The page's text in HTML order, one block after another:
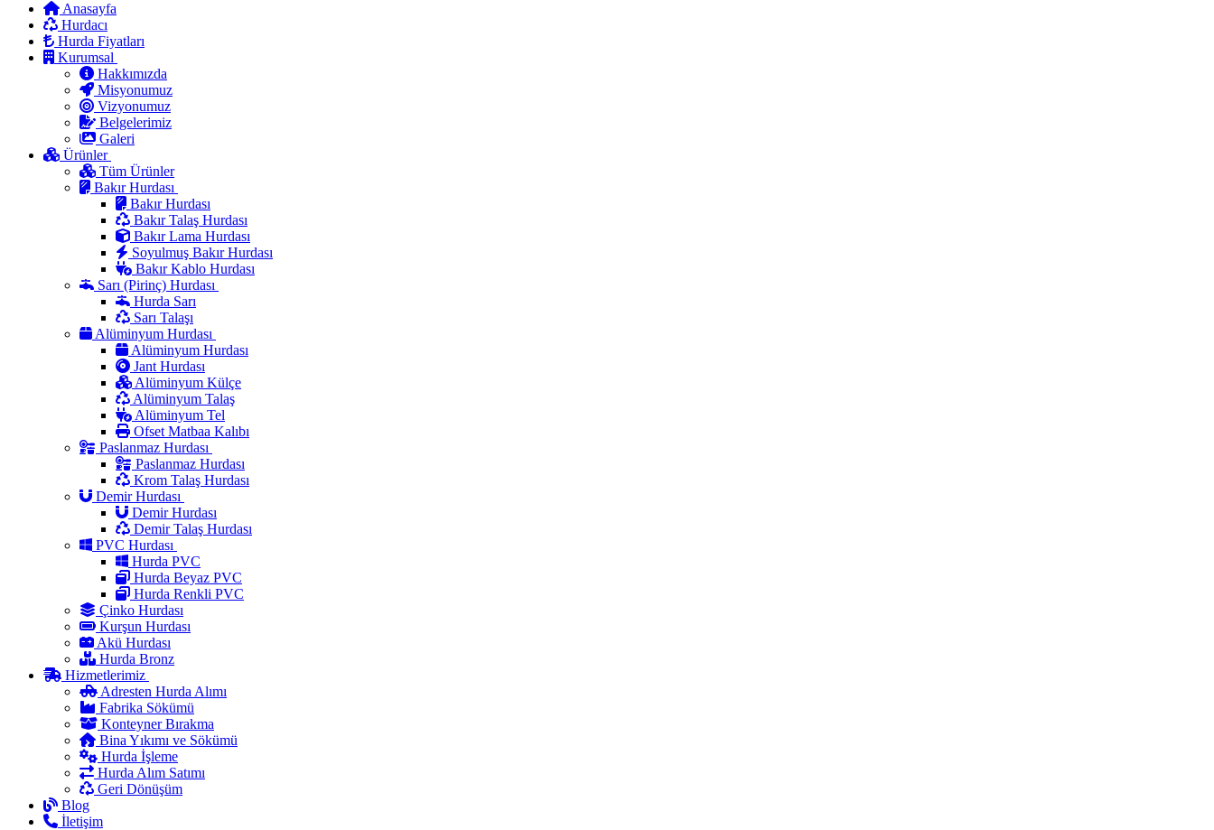
Anasayfa
Hurdacı
Hurda Fiyatları
Kurumsal
Hakkımızda
Misyonumuz
Vizyonumuz
Belgelerimiz
Galeri
Ürünler
Tüm Ürünler
Bakır Hurdası
Bakır Hurdası
Bakır Talaş Hurdası
Bakır Lama Hurdası
Soyulmuş Bakır Hurdası
Bakır Kablo Hurdası
Sarı (Pirinç) Hurdası
Hurda Sarı
Sarı Talaşı
Alüminyum Hurdası
Alüminyum Hurdası
Jant Hurdası
Alüminyum Külçe
Alüminyum Talaş
Alüminyum Tel
Ofset Matbaa Kalıbı
Paslanmaz Hurdası
Paslanmaz Hurdası
Krom Talaş Hurdası
Demir Hurdası
Demir Hurdası
Demir Talaş Hurdası
PVC Hurdası
Hurda PVC
Hurda Beyaz PVC
Hurda Renkli PVC
Çinko Hurdası
Kurşun Hurdası
Akü Hurdası
Hurda Bronz
Hizmetlerimiz
Adresten Hurda Alımı
Fabrika Sökümü
Konteyner Bırakma
Bina Yıkımı ve Sökümü
Hurda İşleme
Hurda Alım Satımı
Geri Dönüşüm
Blog
İletişim